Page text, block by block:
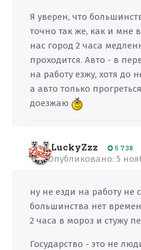
Я уверен, что
точно так же, как и мне
нас город 2 часа
проходится. Авто - в
на работу езжу, хотя до
а авто только
доезжаю
LuckyZzz 5 738
Опубликовано: 5
ну не езди на работу не
большинства нет
2 часа в мороз и стужу
Государство - это не